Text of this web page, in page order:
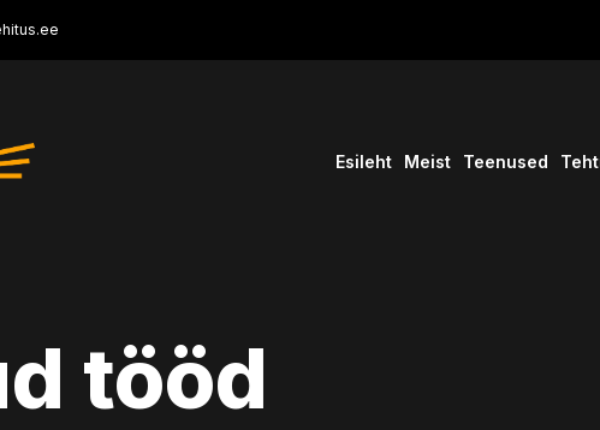
Esileht Meist Teenused
tööd